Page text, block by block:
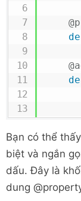
def
Bạn có thể
biệt và ngắn
dấu. Đây là
dung